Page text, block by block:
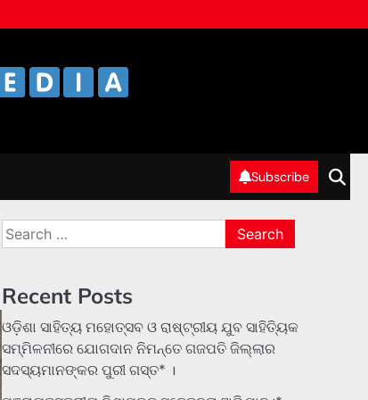
Subscribe
Search
for:
Recent Posts
ଓଡ଼ିଶା ସାହିତ୍ୟ ମହୋତ୍ସବ ଓ ରାଷ୍ଟ୍ରୀୟ ଯୁବ ସାହିତ୍ୟିକ
ସମ୍ମିଳନୀରେ ଯୋଗଦାନ ନିମନ୍ତେ ଗଜପତି ଜିଲ୍ଲାର
ସଦସ୍ୟମାନଙ୍କର ପୁରୀ ଗସ୍ତ* ।